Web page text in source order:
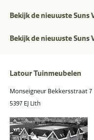
Bekijk de nieuwste Suns
Bekijk de nieuwste Suns
Latour Tuinmeubelen
Monseigneur Bekkersstraat 7
5397 EJ Lith